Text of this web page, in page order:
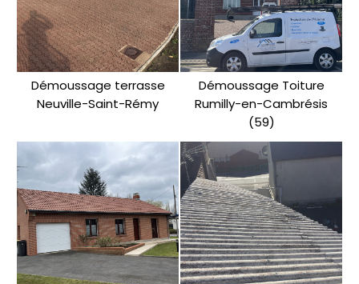
Démoussage terrasse
Neuville-Saint-Rémy
Démoussage Toiture
Rumilly-en-Cambrésis
(59)